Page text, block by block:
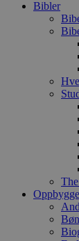
Bibler